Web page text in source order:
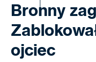
Bronny
ojciec